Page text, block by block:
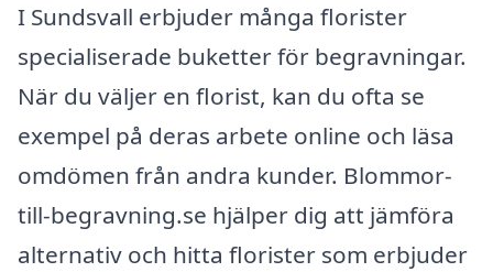
I Sundsvall erbjuder många florister
specialiserade buketter för begravningar.
När du väljer en florist, kan du ofta se
exempel på deras arbete online och läsa
omdömen från andra kunder. Blommor-
till-begravning.se hjälper dig att jämföra
alternativ och hitta florister som erbjuder